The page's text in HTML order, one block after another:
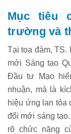
Mục tiêu
trường và
Tại tọa đàm,
mới Sáng tạo
Đầu tư Mạo
nhuận, mà là
hiệu ứng lan tỏa
đổi mới sáng
rõ chức năng